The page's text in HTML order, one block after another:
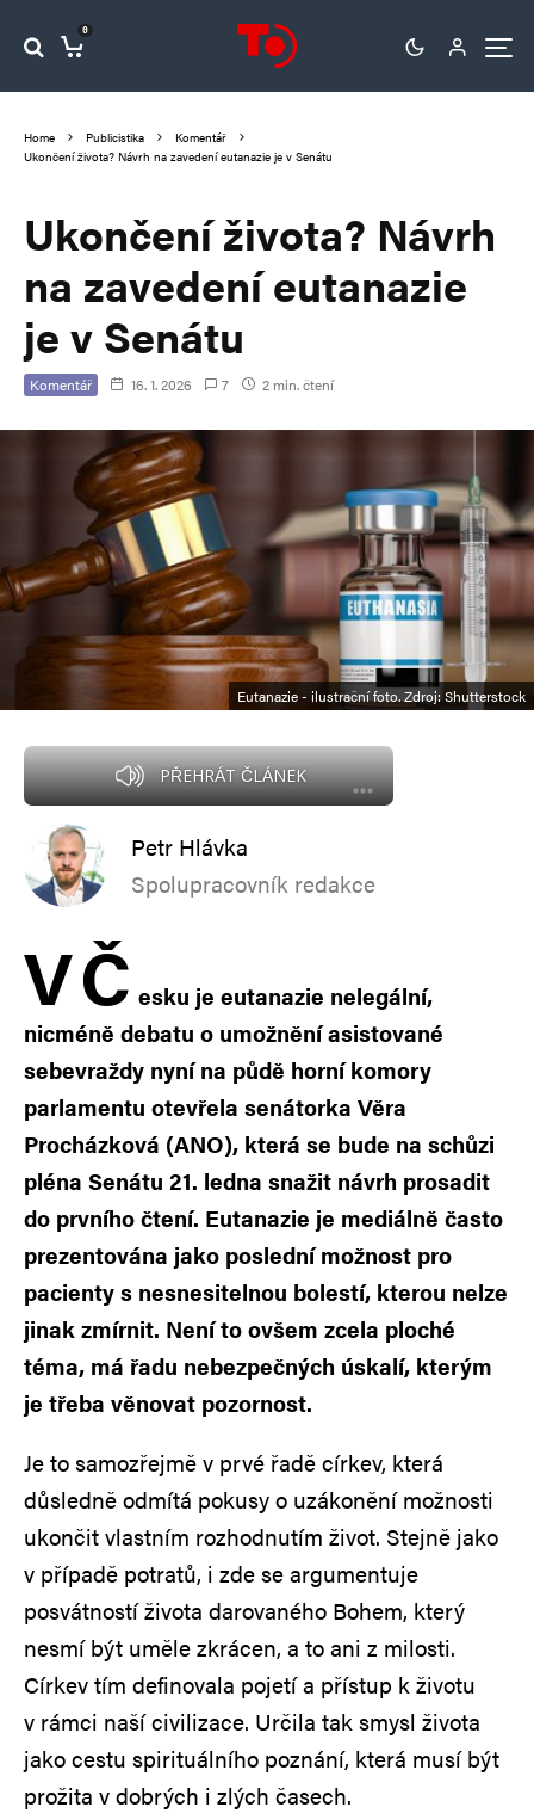
0
Home Publicistika
Komentář
Ukončení života? Návrh na zavedení eutanazie je v Senátu
Ukončení života? Návrh
na zavedení eutanazie
je v Senátu
Komentář 16. 1. 2026 7 2 min. čtení
Eutanazie - ilustrační foto. Zdroj: Shutterstock
PŘEHRÁT ČLÁNEK
Petr Hlávka
Spolupracovník redakce
VČ esku je eutanazie nelegální,
nicméně debatu o umožnění asistované
sebevraždy nyní na půdě horní komory
parlamentu otevřela senátorka Věra
Procházková (ANO), která se bude na schůzi
pléna Senátu 21. ledna snažit návrh prosadit
do prvního čtení. Eutanazie je mediálně často
prezentována jako poslední možnost pro
pacienty s nesnesitelnou bolestí, kterou nelze
jinak zmírnit. Není to ovšem zcela ploché
téma, má řadu nebezpečných úskalí, kterým
je třeba věnovat pozornost.
Je to samozřejmě v prvé řadě církev, která
důsledně odmítá pokusy o uzákonění možnosti
ukončit vlastním rozhodnutím život. Stejně jako
v případě potratů, i zde se argumentuje
posvátností života darovaného Bohem, který
nesmí být uměle zkrácen, a to ani z milosti.
Církev tím definovala pojetí a přístup k životu
v rámci naší civilizace. Určila tak smysl života
jako cestu spirituálního poznání, která musí být
prožita v dobrých i zlých časech.